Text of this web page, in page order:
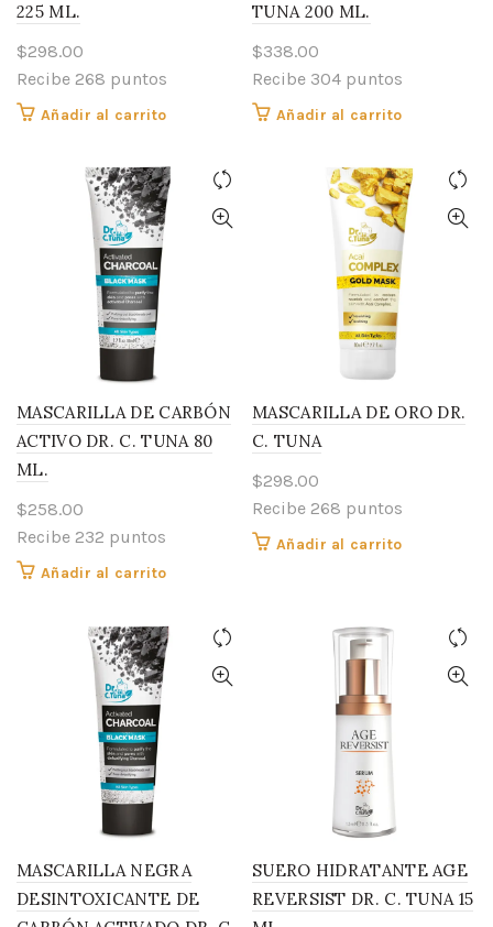
225 ML.
$298.00
Recibe 268 puntos
Añadir al carrito
TUNA 200 ML.
$338.00
Recibe 304 puntos
Añadir al carrito
MASCARILLA DE CARBÓN
ACTIVO DR. C. TUNA 80
ML.
$258.00
Recibe 232 puntos
Añadir al carrito
MASCARILLA DE ORO DR.
C. TUNA
$298.00
Recibe 268 puntos
Añadir al carrito
MASCARILLA NEGRA
DESINTOXICANTE DE
SUERO HIDRATANTE AGE
REVERSIST DR. C. TUNA 15